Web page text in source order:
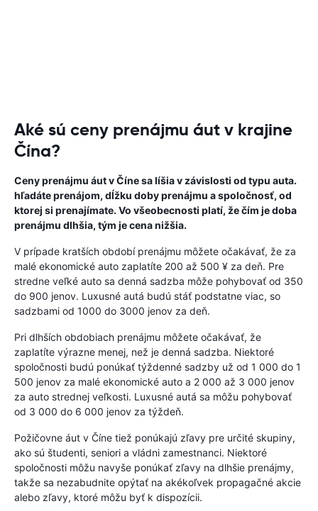
Aké sú ceny prenájmu áut v krajine
Čína?
Ceny prenájmu áut v Číne sa líšia v závislosti od typu auta.
hľadáte prenájom, dĺžku doby prenájmu a spoločnosť, od
ktorej si prenajímate. Vo všeobecnosti platí, že čím je doba
prenájmu dlhšia, tým je cena nižšia.
V prípade kratších období prenájmu môžete očakávať, že za
malé ekonomické auto zaplatíte 200 až 500 ¥ za deň. Pre
stredne veľké auto sa denná sadzba môže pohybovať od 350
do 900 jenov. Luxusné autá budú stáť podstatne viac, so
sadzbami od 1000 do 3000 jenov za deň.
Pri dlhších obdobiach prenájmu môžete očakávať, že
zaplatíte výrazne menej, než je denná sadzba. Niektoré
spoločnosti budú ponúkať týždenné sadzby už od 1 000 do 1
500 jenov za malé ekonomické auto a 2 000 až 3 000 jenov
za auto strednej veľkosti. Luxusné autá sa môžu pohybovať
od 3 000 do 6 000 jenov za týždeň.
Požičovne áut v Číne tiež ponúkajú zľavy pre určité skupiny,
ako sú študenti, seniori a vládni zamestnanci. Niektoré
spoločnosti môžu navyše ponúkať zľavy na dlhšie prenájmy,
takže sa nezabudnite opýtať na akékoľvek propagačné akcie
alebo zľavy, ktoré môžu byť k dispozícii.